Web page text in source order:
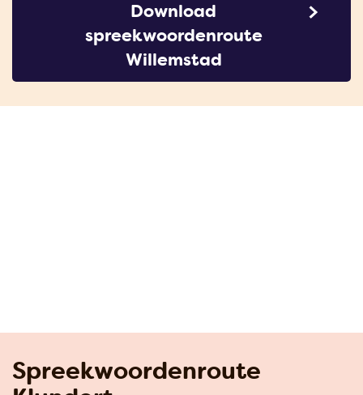
Download
spreekwoordenroute
Willemstad
Spreekwoordenroute